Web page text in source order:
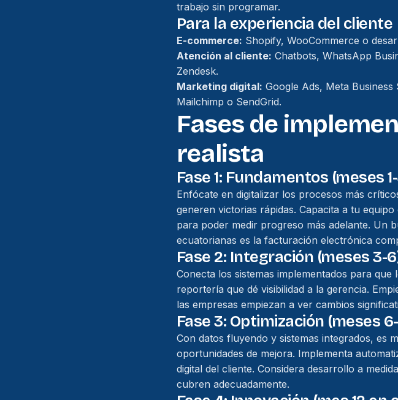
trabajo sin programar.
Para la experiencia del cliente
E-commerce: Shopify, WooCommerce o
Atención al cliente: Chatbots, WhatsApp
Zendesk.
Marketing digital: Google Ads, Meta
Mailchimp o SendGrid.
Fases de
realista
Fase 1: Fundamentos (meses
Enfócate en digitalizar los procesos más
generen victorias rápidas. Capacita a tu
para poder medir progreso más adelante. Un
ecuatorianas es la facturación electrónica
Fase 2: Integración (meses 3-
Conecta los sistemas implementados para
reportería que dé visibilidad a la gerencia.
las empresas empiezan a ver cambios
Fase 3: Optimización (meses 6-
Con datos fluyendo y sistemas integrados, es
oportunidades de mejora. Implementa
digital del cliente. Considera desarrollo a
cubren adecuadamente.